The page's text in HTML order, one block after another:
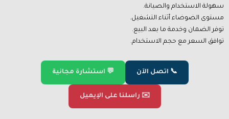
سهولة الاستخدام والصيانة.
مستوى الضوضاء أثناء التشغيل.
توفر الضمان وخدمة ما بعد البيع.
توافق السعر مع حجم الاستخدام.
📞 اتصل الآن 💬 استشارة مجانية
✉️ راسلنا على الإيميل